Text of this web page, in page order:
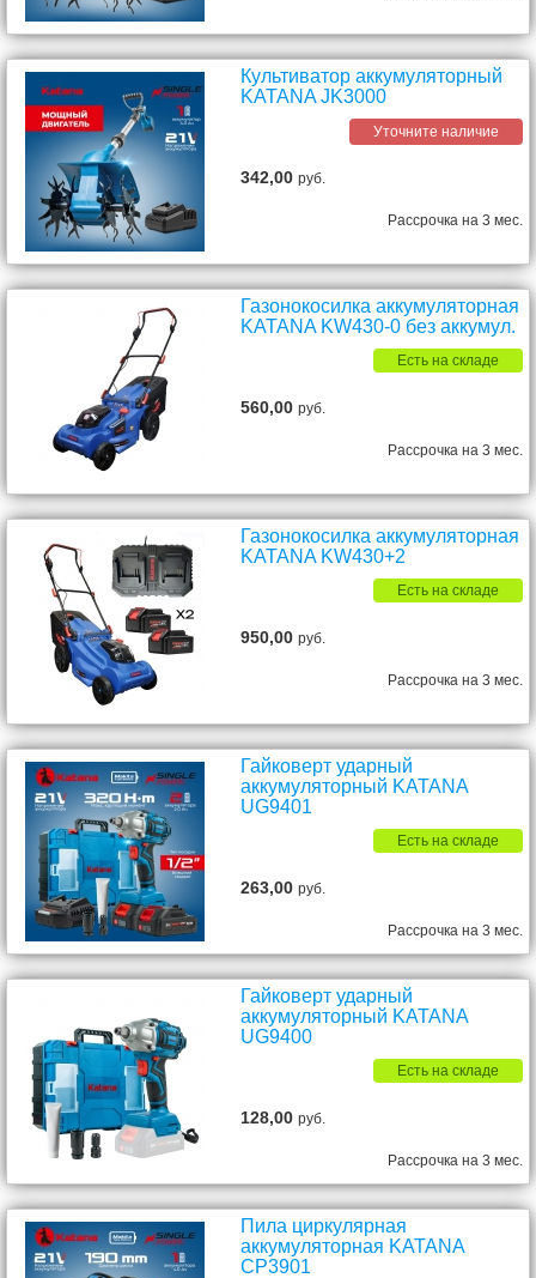
Культиватор аккумуляторный
KATANA JK3000
Уточните наличие
342,00руб.
Рассрочка на 3 мес.
Газонокосилка аккумуляторная
KATANA KW430-0 без аккумул.
Есть на складе
560,00руб.
Рассрочка на 3 мес.
Газонокосилка аккумуляторная
KATANA KW430+2
Есть на складе
950,00руб.
Рассрочка на 3 мес.
Гайковерт ударный
аккумуляторный KATANA
UG9401
Есть на складе
263,00руб.
Рассрочка на 3 мес.
Гайковерт ударный
аккумуляторный KATANA
UG9400
Есть на складе
128,00руб.
Рассрочка на 3 мес.
Пила циркулярная
аккумуляторная KATANA
CP3901